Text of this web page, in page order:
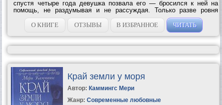
спустя четыре года девушка позвала его — бросился к ней на
помощь, не раздумывая и не рассуждая. Только разве ровня
миллионерше не слишком богатый и преуспевающий частный
детектив? Она, похоже, в этом...
О КНИГЕ ОТЗЫВЫ В ИЗБРАННОЕ ЧИТАТЬ
Край земли у моря
Автор: Каммингс Мери
Жанр: Современные любовные